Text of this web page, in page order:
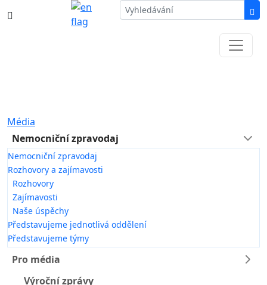
Média
Nemocniční zpravodaj
Nemocniční zpravodaj
Rozhovory a zajímavosti
Rozhovory
Zajímavosti
Naše úspěchy
Představujeme jednotlivá oddělení
Představujeme týmy
Pro média
Výroční zprávy